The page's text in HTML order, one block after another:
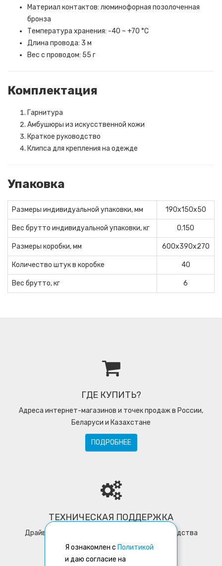
Материал контактов: люминофорная позолоченная
бронза
Температура хранения: -40 ~ +70 °C
Длина провода: 3 м
Вес с проводом: 55 г
Комплектация
Гарнитура
Амбушюры из искусственной кожи
Краткое руководство
Клипса для крепления на одежде
Упаковка
Размеры индивидуальной упаковки, мм 190x150x50
Вес брутто индивидуальной упаковки, кг 0.150
Размеры коробки, мм 600x390x270
Количество штук в коробке 40
Вес брутто, кг 6
ГДЕ КУПИТЬ?
Адреса интернет-магазинов и точек продаж в России,
Беларуси и Казахстане
ПОДРОБНЕЕ
ТЕХНИЧЕСКАЯ ПОДДЕРЖКА
Драйверы, программное обеспечение, руководства
пользователей, утилиты
Я ознакомлен с Политикой
и даю согласие на